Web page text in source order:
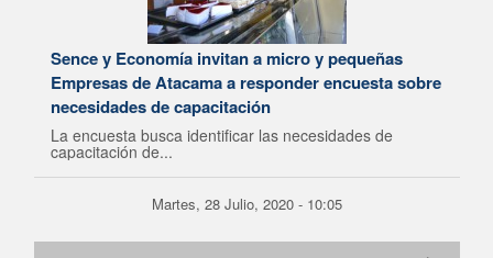
Sence y Economía invitan a micro y pequeñas
Empresas de Atacama a responder encuesta sobre
necesidades de capacitación
La encuesta busca identificar las necesidades de
capacitación de...
Martes, 28 Julio, 2020 - 10:05